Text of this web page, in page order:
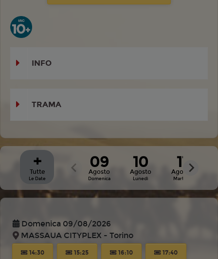
+
Tutte
Le Date
09
Agosto
Domenica
10
Agosto
Lunedì
11
Agosto
Martedì
INFO
TRAMA
Domenica 09/08/2026
MASSAUA CITYPLEX - Torino
14:30 15:25 16:10 17:40